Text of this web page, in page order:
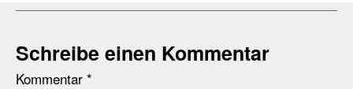
Schreibe einen Kommentar
Kommentar *